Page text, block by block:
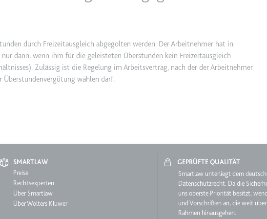
youtube.com
youtube.com
Notwendig für die Implementierung und Funktionalität von YouTube-Videoinhalten
Beständig
durch Freizeitausgleich abgegolten werden. Der Arbeitnehmer hat in
dann, wenn ihm für die geleisteten Überstunden kein Freizeitausgleich
Zulässig ist die Regelung im Arbeitsvertrag, nach der der Arbeitnehmer
Überstundenvergütung wählen darf.
SMARTLAW
Smartlaw
Preise
Rechtsexperten
Über Smartlaw
Über Wolters Kluwer
GEPRÜFTE QUALITÄT
Smartlaw unterliegt dem
Datenschutzrecht. Da die
uns oberste Priorität besitzt,
und Vorschriften an, die weit
Rahmen hinausgehen.